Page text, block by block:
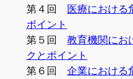
第４回 医療における
ポイント
第５回 教育機関にお
クとポイント
第６回 企業における